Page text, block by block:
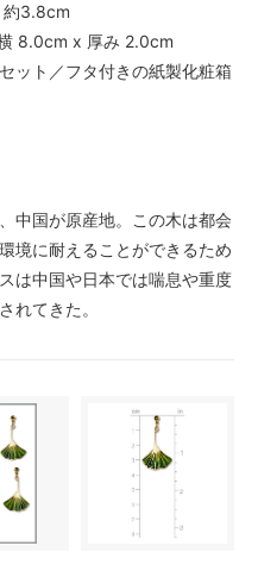
約3.8cm
8.0cm x 厚み 2.0cm
タ付きの紙製化粧箱
中国が原産地。この木は都会
境に耐えることができるため
は中国や日本では喘息や重度
れてきた。